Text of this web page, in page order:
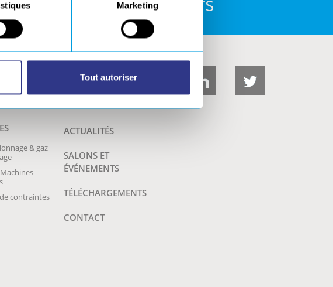
Marketing
Tout autoriser
DE TÉLÉCHARGEMENTS
& gaz
contraintes
ACTUALITÉS
SALONS ET
ÉVÉNEMENTS
TÉLÉCHARGEMENTS
CONTACT